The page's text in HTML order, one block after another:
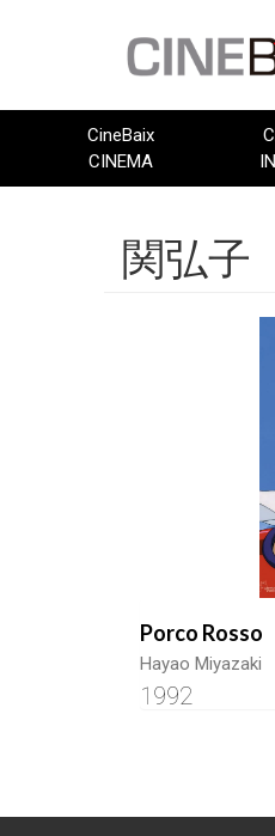
CineBaix
CINEMA
関弘子
Porco Rosso
Hayao Miyazaki
1992